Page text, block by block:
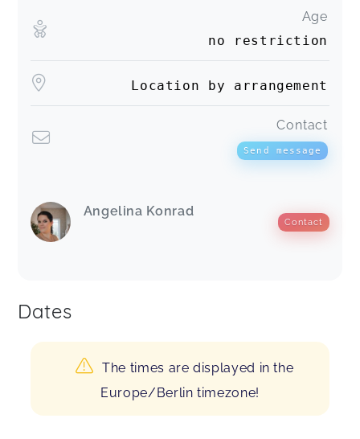
Age
no restriction
Location by arrangement
Contact
Send message
Angelina Konrad
Contact
Dates
The times are displayed in the
Europe/Berlin timezone!